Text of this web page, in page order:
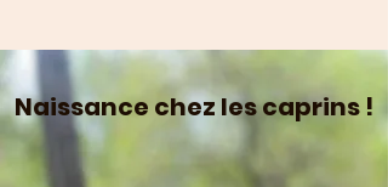
Naissance chez les caprins !